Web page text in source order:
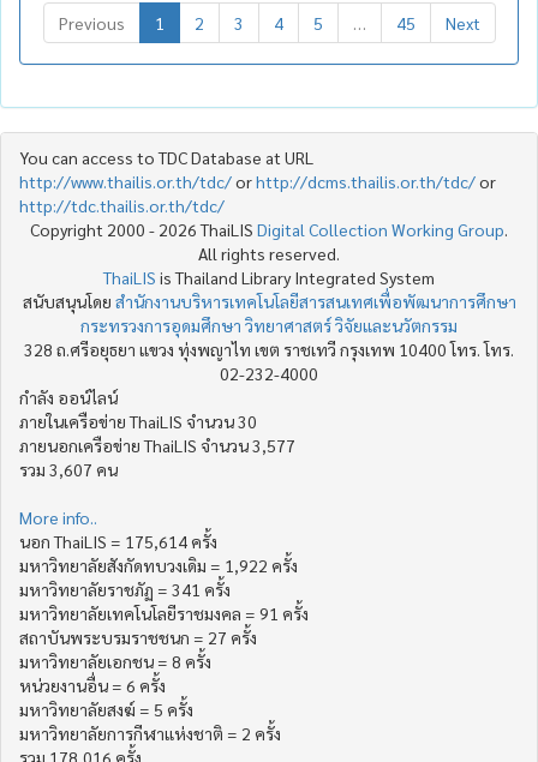
Previous
1 2 3 4 5 45 Next
You can access to TDC Database at URL
http://www.thailis.or.th/tdc/orhttp://dcms.thailis.or.th/tdc/or
http://tdc.thailis.or.th/tdc/
Copyright 2000 - 2026 ThaiLIS Digital Collection Working Group
All rights reserved.
ThaiLIS is Thailand Library Integrated System
สนับสนุนโดย สำนักงานบริหารเทคโนโลยีสารสนเทศเพื่อพัฒนาการศึกษา
กระทรวงการอุดมศึกษา วิทยาศาสตร์ วิจัยและนวัตกรรม
328 ถ.ศรีอยุธยา แขวง ทุ่งพญาไท เขต ราชเทวี กรุงเทพ 10400 โทร. โทร.
02-232-4000
กำลัง ออน์ไลน์
ภายในเครือข่าย ThaiLIS จำนวน 30
ภายนอกเครือข่าย ThaiLIS จำนวน 3,577
รวม 3,607 คน
More info..
นอก ThaiLIS = 175,614 ครั้ง
มหาวิทยาลัยสังกัดทบวงเดิม = 1,922 ครั้ง
มหาวิทยาลัยราชภัฏ = 341 ครั้ง
มหาวิทยาลัยเทคโนโลยีราชมงคล = 91 ครั้ง
สถาบันพระบรมราชชนก = 27 ครั้ง
มหาวิทยาลัยเอกชน = 8 ครั้ง
หน่วยงานอื่น = 6 ครั้ง
มหาวิทยาลัยสงฆ์ = 5 ครั้ง
มหาวิทยาลัยการกีฬาแห่งชาติ = 2 ครั้ง
รวม 178,016 ครั้ง